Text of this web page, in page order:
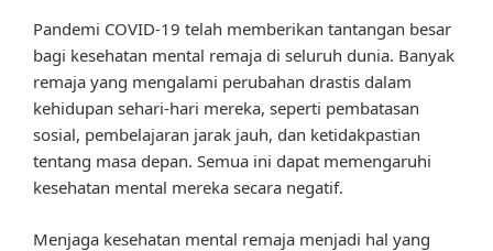
Pandemi COVID-19 telah memberikan tantangan besar
bagi kesehatan mental remaja di seluruh dunia. Banyak
remaja yang mengalami perubahan drastis dalam
kehidupan sehari-hari mereka, seperti pembatasan
sosial, pembelajaran jarak jauh, dan ketidakpastian
tentang masa depan. Semua ini dapat memengaruhi
kesehatan mental mereka secara negatif.
Menjaga kesehatan mental remaja menjadi hal yang